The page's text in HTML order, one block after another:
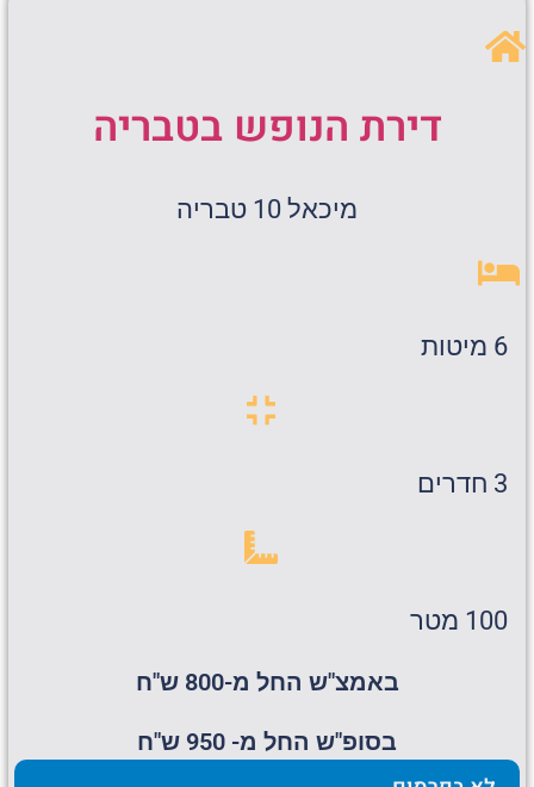
דירת הנופש בטבריה
מיכאל 10 טבריה
6 מיטות
3 חדרים
100 מטר
באמצ"ש החל מ-800 ש"ח
בסופ"ש החל מ- 950 ש"ח